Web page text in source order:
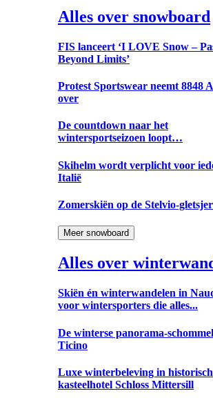
Alles over snowboard
FIS lanceert ‘I LOVE Snow –
Beyond Limits’
Protest Sportswear neemt 8848
over
De countdown naar het
wintersportseizoen loopt…
Skihelm wordt verplicht voor
Italië
Zomerskiën op de Stelvio-gletsjer
Meer snowboard
Alles over
Skiën én winterwandelen in
voor wintersporters die alles...
De winterse panorama-
Ticino
Luxe winterbeleving in historisch
kasteelhotel Schloss Mittersill